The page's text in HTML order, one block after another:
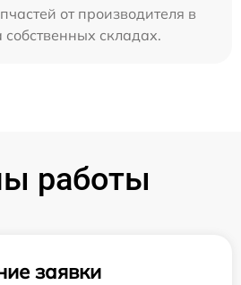
от производителя в
складах.
работы
заявки